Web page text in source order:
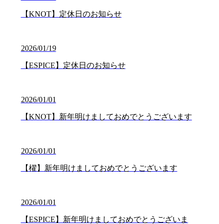
【KNOT】定休日のお知らせ
2026/01/19
【ESPICE】定休日のお知らせ
2026/01/01
【KNOT】新年明けましておめでとうございます
2026/01/01
【櫂】新年明けましておめでとうございます
2026/01/01
【ESPICE】新年明けましておめでとうございま